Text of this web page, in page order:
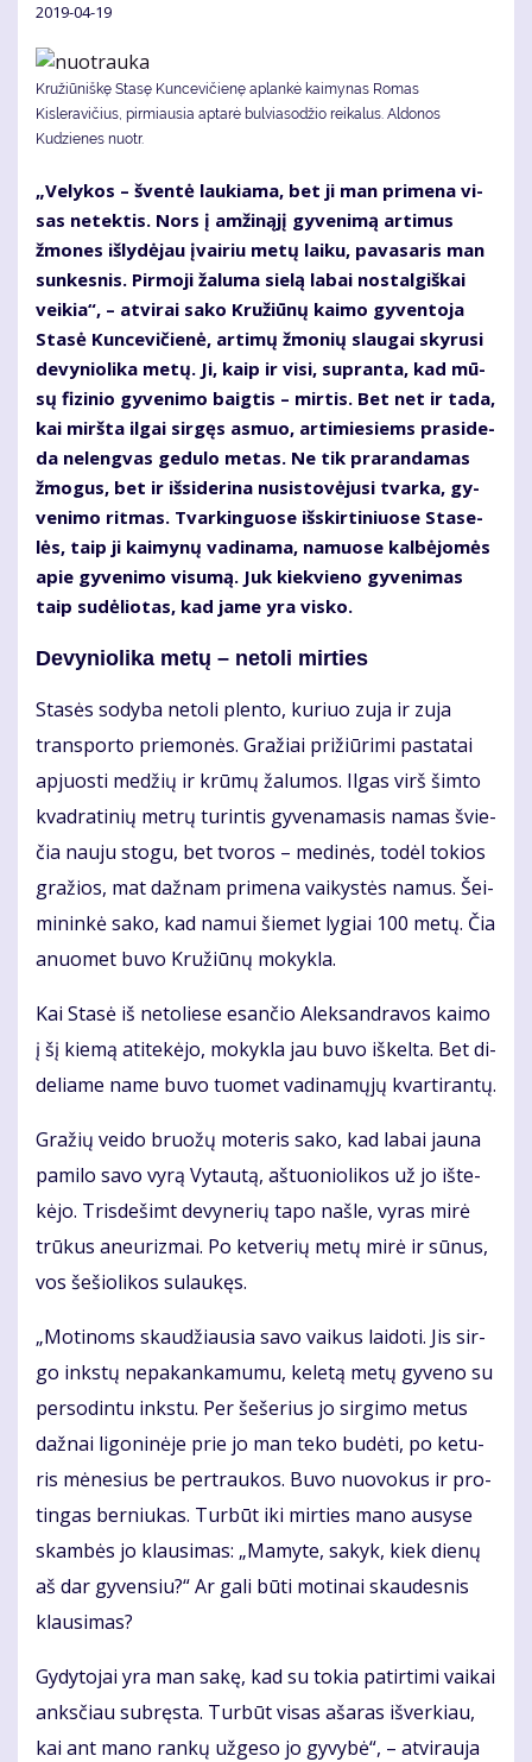
2019-04-19
Kružiūniškę Stasę Kuncevičienę aplankė kaimynas Romas
Kisleravičius, pirmiausia aptarė bulviasodžio reikalus. Aldonos
Kudzienes nuotr.
„Ve­ly­kos – šven­tė lau­kia­ma, bet ji man pri­me­na vi­
sas ne­tek­tis. Nors į am­ži­ną­jį gy­ve­ni­mą ar­ti­mus
žmo­nes iš­ly­dė­jau įvai­riu me­tų lai­ku, pa­va­sa­ris man
sun­kes­nis. Pir­mo­ji ža­lu­ma sie­lą la­bai nos­tal­giš­kai
vei­kia“, – at­vi­rai sa­ko Kru­žiū­nų kai­mo gy­ven­to­ja
Sta­sė Kun­ce­vi­čie­nė, ar­ti­mų žmo­nių slau­gai sky­ru­si
de­vy­nio­li­ka me­tų. Ji, kaip ir vi­si, su­pran­ta, kad mū­
sų fi­zi­nio gy­ve­ni­mo baig­tis – mir­tis. Bet net ir ta­da,
kai mirš­ta il­gai sir­gęs as­muo, ar­ti­mie­siems pra­si­de­
da ne­leng­vas ge­du­lo me­tas. Ne tik pra­ran­da­mas
žmo­gus, bet ir iš­si­de­ri­na nu­si­sto­vė­ju­si tvar­ka, gy­
ve­ni­mo rit­mas. Tvar­kin­guo­se iš­skir­ti­niuo­se Sta­se­
lės, taip ji kai­my­nų va­di­na­ma, na­muo­se kal­bė­jo­mės
apie gy­ve­ni­mo vi­su­mą. Juk kiek­vie­no gy­ve­ni­mas
taip su­dė­lio­tas, kad ja­me yra vis­ko.
De­vy­nio­li­ka me­tų – ne­to­li mir­ties
Sta­sės so­dy­ba ne­to­li plen­to, ku­riuo zu­ja ir zu­ja
trans­por­to prie­mo­nės. Gra­žiai pri­žiū­ri­mi pa­sta­tai
ap­juos­ti me­džių ir krū­mų ža­lu­mos. Il­gas virš šim­to
kvad­ra­ti­nių met­rų tu­rin­tis gy­ve­na­ma­sis na­mas švie­
čia nau­ju sto­gu, bet tvo­ros – me­di­nės, to­dėl to­kios
gra­žios, mat daž­nam pri­me­na vai­kys­tės na­mus. Šei­
mi­nin­kė sa­ko, kad na­mui šie­met ly­giai 100 me­tų. Čia
anuo­met bu­vo Kru­žiū­nų mo­kyk­la.
Kai Sta­sė iš ne­to­lie­se esan­čio Alek­san­dra­vos kai­mo
į šį kie­mą ati­te­kė­jo, mo­kyk­la jau bu­vo iš­kel­ta. Bet di­
de­lia­me na­me bu­vo tuo­met va­di­na­mų­jų kvar­ti­ran­tų.
Gra­žių vei­do bruo­žų mo­te­ris sa­ko, kad la­bai jau­na
pa­mi­lo sa­vo vy­rą Vy­tau­tą, aš­tuo­nio­li­kos už jo iš­te­
kė­jo. Tris­de­šimt de­vy­ne­rių ta­po naš­le, vy­ras mi­rė
trū­kus aneu­riz­mai. Po ket­ve­rių me­tų mi­rė ir sū­nus,
vos še­šio­li­kos su­lau­kęs.
„Mo­ti­noms skau­džiau­sia sa­vo vai­kus lai­do­ti. Jis sir­
go inks­tų ne­pa­kan­ka­mu­mu, ke­le­tą me­tų gy­ve­no su
per­so­din­tu inks­tu. Per še­še­rius jo sir­gi­mo me­tus
daž­nai li­go­ni­nė­je prie jo man te­ko bu­dė­ti, po ke­tu­
ris mė­ne­sius be per­trau­kos. Bu­vo nuo­vo­kus ir pro­
tin­gas ber­niu­kas. Tur­būt iki mir­ties ma­no au­sy­se
skam­bės jo klau­si­mas: „Ma­my­te, sa­kyk, kiek die­nų
aš dar gy­ven­siu?“ Ar ga­li bū­ti mo­ti­nai skau­des­nis
klau­si­mas?
Gy­dy­to­jai yra man sa­kę, kad su to­kia pa­tir­ti­mi vai­kai
anks­čiau su­bręs­ta. Tur­būt vi­sas aša­ras iš­ver­kiau,
kai ant ma­no ran­kų už­ge­so jo gy­vy­bė“, – at­vi­rau­ja